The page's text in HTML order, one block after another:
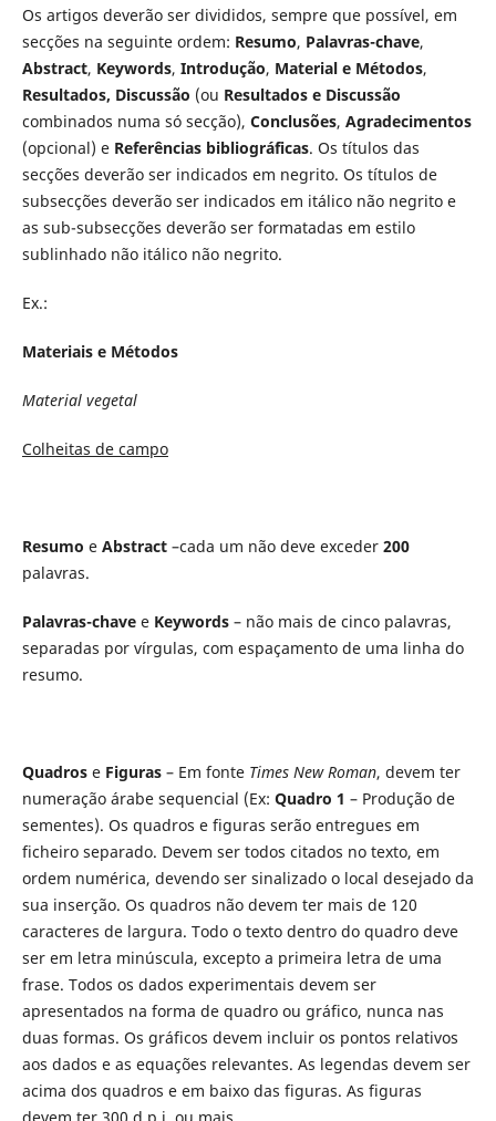
Os artigos deverão ser divididos, sempre que possível, em
secções na seguinte ordem: Resumo, Palavras-chave,
Abstract, Keywords, Introdução, Material e Métodos,
Resultados, Discussão (ou Resultados e Discussão
combinados numa só secção), Conclusões, Agradecimentos
(opcional) e Referências bibliográficas. Os títulos das
secções deverão ser indicados em negrito. Os títulos de
subsecções deverão ser indicados em itálico não negrito e
as sub-subsecções deverão ser formatadas em estilo
sublinhado não itálico não negrito.
Ex.:
Materiais e Métodos
Material vegetal
Colheitas de campo
Resumo e Abstract –cada um não deve exceder 200
palavras.
Palavras-chave e Keywords – não mais de cinco palavras,
separadas por vírgulas, com espaçamento de uma linha do
resumo.
Quadros e Figuras – Em fonte Times NewRoman, devem ter
numeração árabe sequencial (Ex: Quadro 1 – Produção de
sementes). Os quadros e figuras serão entregues em
ficheiro separado. Devem ser todos citados no texto, em
ordem numérica, devendo ser sinalizado o local desejado da
sua inserção. Os quadros não devem ter mais de 120
caracteres de largura. Todo o texto dentro do quadro deve
ser em letra minúscula, excepto a primeira letra de uma
frase. Todos os dados experimentais devem ser
apresentados na forma de quadro ou gráfico, nunca nas
duas formas. Os gráficos devem incluir os pontos relativos
aos dados e as equações relevantes. As legendas devem ser
acima dos quadros e em baixo das figuras. As figuras